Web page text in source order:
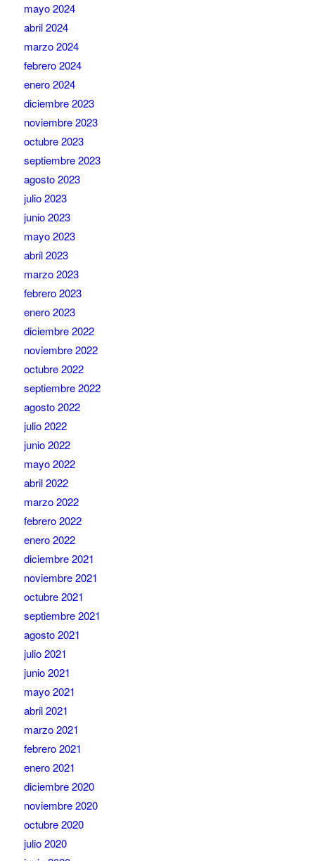
mayo 2024
abril 2024
marzo 2024
febrero 2024
enero 2024
diciembre 2023
noviembre 2023
octubre 2023
septiembre 2023
agosto 2023
julio 2023
junio 2023
mayo 2023
abril 2023
marzo 2023
febrero 2023
enero 2023
diciembre 2022
noviembre 2022
octubre 2022
septiembre 2022
agosto 2022
julio 2022
junio 2022
mayo 2022
abril 2022
marzo 2022
febrero 2022
enero 2022
diciembre 2021
noviembre 2021
octubre 2021
septiembre 2021
agosto 2021
julio 2021
junio 2021
mayo 2021
abril 2021
marzo 2021
febrero 2021
enero 2021
diciembre 2020
noviembre 2020
octubre 2020
julio 2020